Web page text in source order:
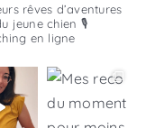
rêves d’aventures
jeune chien 🎙️
en ligne